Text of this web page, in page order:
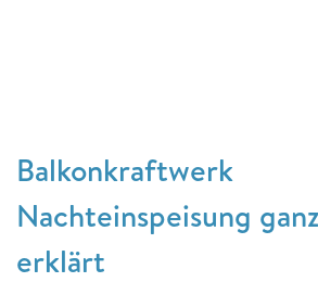
Balkonkraftwerk
Nachteinspeisung
erklärt